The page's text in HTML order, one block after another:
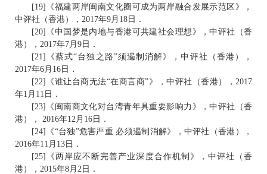
[19]《福建两岸闽南文化圈可成为两岸融合发展示范区》，
中评社（香港），2017年9月18日．
[20]《中国梦是内地与香港可共建社会理想》，中评社（香
港），2017年7月9日．
[21]《蔡式“台独之路”须遏制消解》，中评社（香港），
2017年6月16日．
[22]《谁让台商无法“在商言商”》，中评社（香港），2017
年1月11日．
[23]《闽南商文化对台湾青年具重要影响力》，中评社（香
港）， 2016年12月16日．
[24]《“台独”危害严重 必须遏制消解》，中评社（香港），
2016年11月13日．
[25]《两岸应不断完善产业深度合作机制》，中评社（香
港），2015年8月2日．